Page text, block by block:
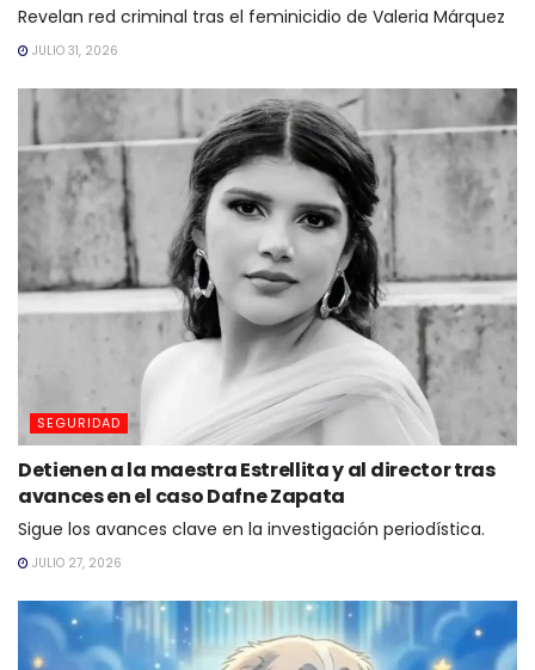
Revelan red criminal tras el feminicidio de Valeria Márquez
JULIO 31, 2026
SEGURIDAD
Detienen a la maestra Estrellita y al director tras
avances en el caso Dafne Zapata
Sigue los avances clave en la investigación periodística.
JULIO 27, 2026